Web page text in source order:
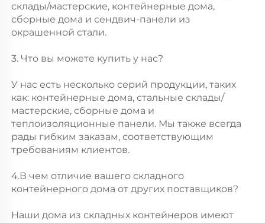
склады/мастерские, контейнерные дома,
сборные дома и сендвич-панели из
окрашенной стали.
3. Что вы можете купить у нас?
У нас есть несколько серий продукции, таких
как: контейнерные дома, стальные склады/
мастерские, сборные дома и
теплоизоляционные панели. Мы также всегда
рады гибким заказам, соответствующим
требованиям клиентов.
4.В чем отличие вашего складного
контейнерного дома от других поставщиков?
Наши дома из складных контейнеров имеют